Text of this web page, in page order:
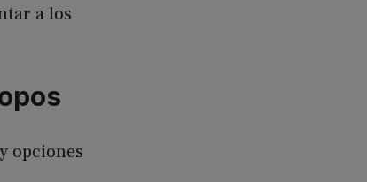
a los
opciones